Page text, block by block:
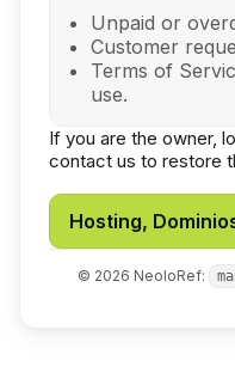
Unpaid or
Customer
Terms of
use.
If you are the owner,
contact us to restore
Hosting,
© 2026 NeoloRef: